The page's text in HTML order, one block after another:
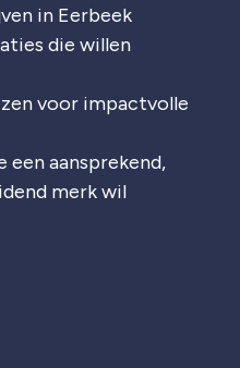
in Eerbeek
die willen
voor impactvolle
aansprekend,
merk wil